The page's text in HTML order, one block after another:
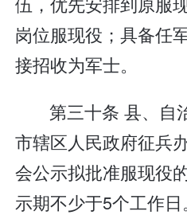
岗位服现役；具备任
接招收为军士。
第三十条 县、自
市辖区人民政府征兵
会公示拟批准服现役
示期不少于5个工作